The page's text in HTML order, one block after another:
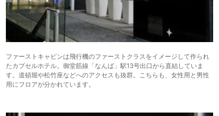
ファーストキャビンは飛行機のファーストクラスをイメージして作られ
たカプセルホテル。御堂筋線「なんば」駅13号出口から直結していま
す。道頓堀や松竹座などへのアクセスも抜群。こちらも、女性用と男性
用にフロアが分かれています。